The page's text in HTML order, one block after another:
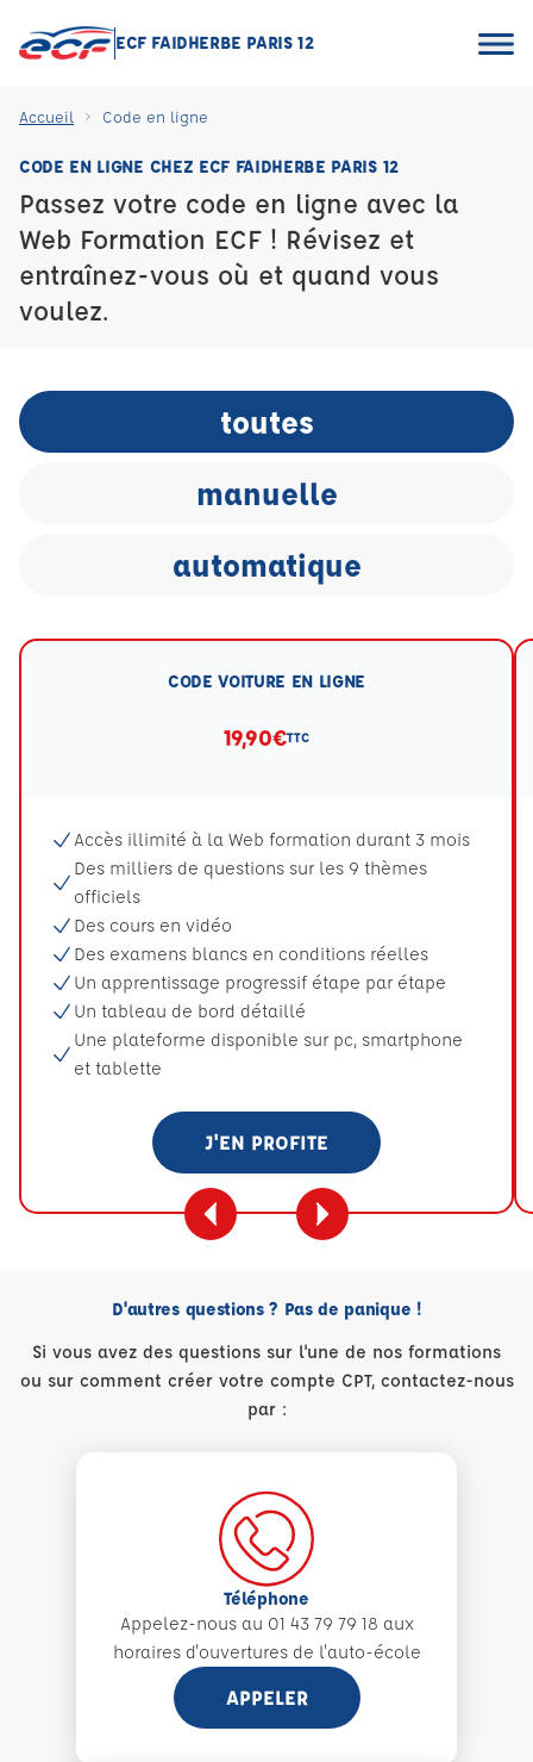
ECF FAIDHERBE PARIS 12
Accueil Code en ligne
CODE EN LIGNE CHEZ ECF FAIDHERBE PARIS 12
Passez votre code en ligne avec la
Web Formation ECF ! Révisez et
entraînez-vous où et quand vous
voulez.
toutes
manuelle
automatique
CODE VOITURE EN LIGNE
19,90€TTC
Accès illimité à la Web formation durant 3 mois
Des milliers de questions sur les 9 thèmes
officiels
Des cours en vidéo
Des examens blancs en conditions réelles
Un apprentissage progressif étape par étape
Un tableau de bord détaillé
Une plateforme disponible sur pc, smartphone
et tablette
J'EN PROFITE
D'autres questions ? Pas de panique !
Si vous avez des questions sur l'une de nos formations
ou sur comment créer votre compte CPT, contactez-nous
par :
Téléphone
Appelez-nous au 01 43 79 79 18 aux
horaires d'ouvertures de l'auto-école
APPELER